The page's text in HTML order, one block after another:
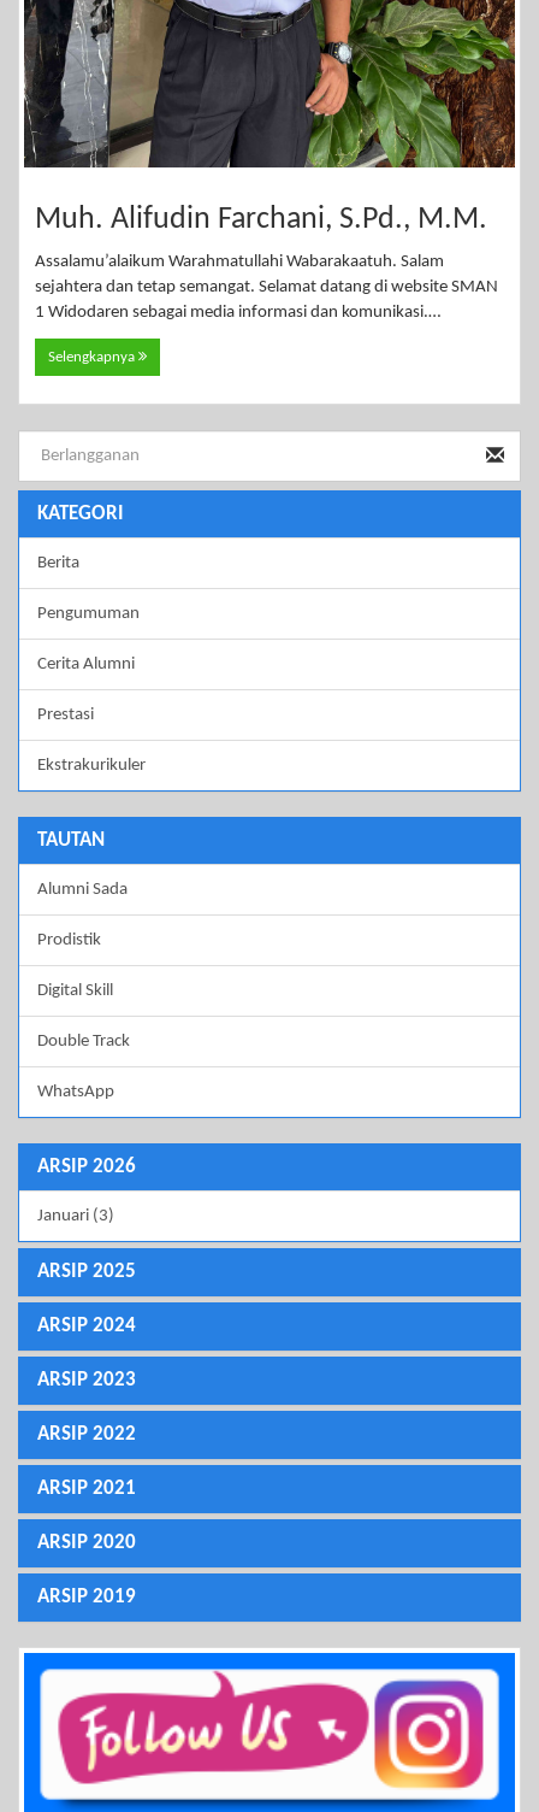
Muh. Alifudin Farchani, S.Pd., M.M.
Assalamu’alaikum Warahmatullahi Wabarakaatuh. Salam
sejahtera dan tetap semangat. Selamat datang di website SMAN
1 Widodaren sebagai media informasi dan komunikasi.…
Selengkapnya
KATEGORI
Berita
Pengumuman
Cerita Alumni
Prestasi
Ekstrakurikuler
TAUTAN
Alumni Sada
Prodistik
Digital Skill
Double Track
WhatsApp
ARSIP 2026
Januari (3)
ARSIP 2025
ARSIP 2024
ARSIP 2023
ARSIP 2022
ARSIP 2021
ARSIP 2020
ARSIP 2019